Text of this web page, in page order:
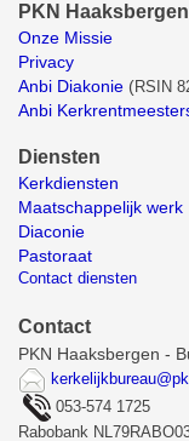
PKN
Onze Missie
Privacy
Anbi Diakonie (RSIN
Anbi
Diensten
Kerkdiensten
Maatschappelijk werk
Diaconie
Pastoraat
Contact diensten
Contact
PKN
053-
Rabobank